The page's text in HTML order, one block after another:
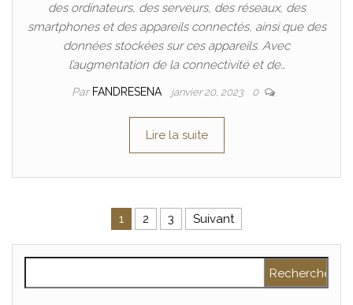
des ordinateurs, des serveurs, des réseaux, des
smartphones et des appareils connectés, ainsi que des
données stockées sur ces appareils. Avec
l’augmentation de la connectivité et de…
Par FANDRESENA janvier 20, 2023 0
Lire la suite
Pagination des publications
1 2 3 Suivant